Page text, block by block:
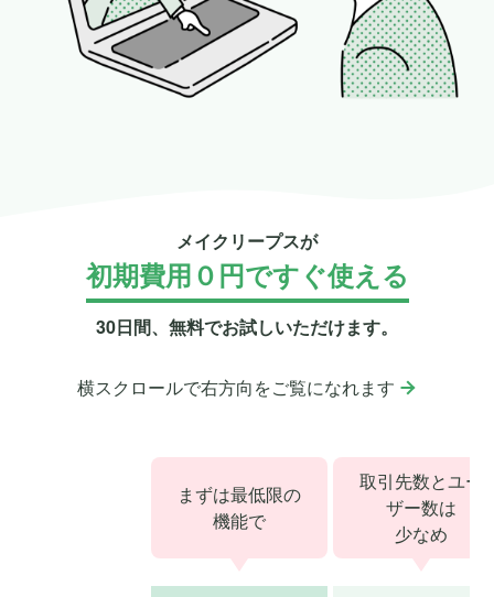
メイクリープスが
初期費用０円ですぐ使える
30日間、無料でお試しいただけます。
横スクロールで右方向をご覧になれます
まずは最低限の
機能で
取引先数とユー
ザー数は
少なめ